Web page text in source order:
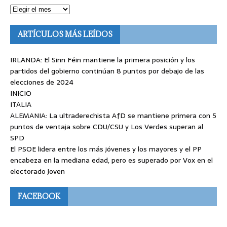
ARTÍCULOS MÁS LEÍDOS
IRLANDA: El Sinn Féin mantiene la primera posición y los
partidos del gobierno continúan 8 puntos por debajo de las
elecciones de 2024
INICIO
ITALIA
ALEMANIA: La ultraderechista AfD se mantiene primera con 5
puntos de ventaja sobre CDU/CSU y Los Verdes superan al
SPD
El PSOE lidera entre los más jóvenes y los mayores y el PP
encabeza en la mediana edad, pero es superado por Vox en el
electorado joven
FACEBOOK